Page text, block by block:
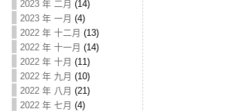
2023 年 二月 (14)
2023 年 一月 (4)
2022 年 十二月 (13)
2022 年 十一月 (14)
2022 年 十月 (11)
2022 年 九月 (10)
2022 年 八月 (21)
2022 年 七月 (4)